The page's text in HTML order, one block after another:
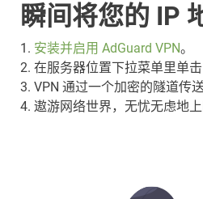
瞬间将您的 IP
1. 安装并启用 AdGuard VPN。
2. 在服务器位置下拉菜单里单击
3. VPN 通过一个加密的隧道传
4. 遨游网络世界，无忧无虑地上